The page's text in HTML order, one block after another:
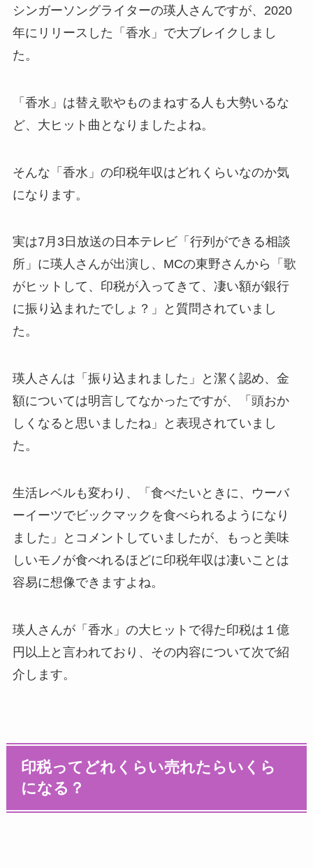
シンガーソングライターの瑛人さんですが、2020
年にリリースした「香水」で大ブレイクしまし
た。
「香水」は替え歌やものまねする人も大勢いるな
ど、大ヒット曲となりましたよね。
そんな「香水」の印税年収はどれくらいなのか気
になります。
実は7月3日放送の日本テレビ「行列ができる相談
所」に瑛人さんが出演し、MCの東野さんから「歌
がヒットして、印税が入ってきて、凄い額が銀行
に振り込まれたでしょ？」と質問されていまし
た。
瑛人さんは「振り込まれました」と潔く認め、金
額については明言してなかったですが、「頭おか
しくなると思いましたね」と表現されていまし
た。
生活レベルも変わり、「食べたいときに、ウーバ
ーイーツでビックマックを食べられるようになり
ました」とコメントしていましたが、もっと美味
しいモノが食べれるほどに印税年収は凄いことは
容易に想像できますよね。
瑛人さんが「香水」の大ヒットで得た印税は１億
円以上と言われており、その内容について次で紹
介します。
印税ってどれくらい売れたらいくら
になる？